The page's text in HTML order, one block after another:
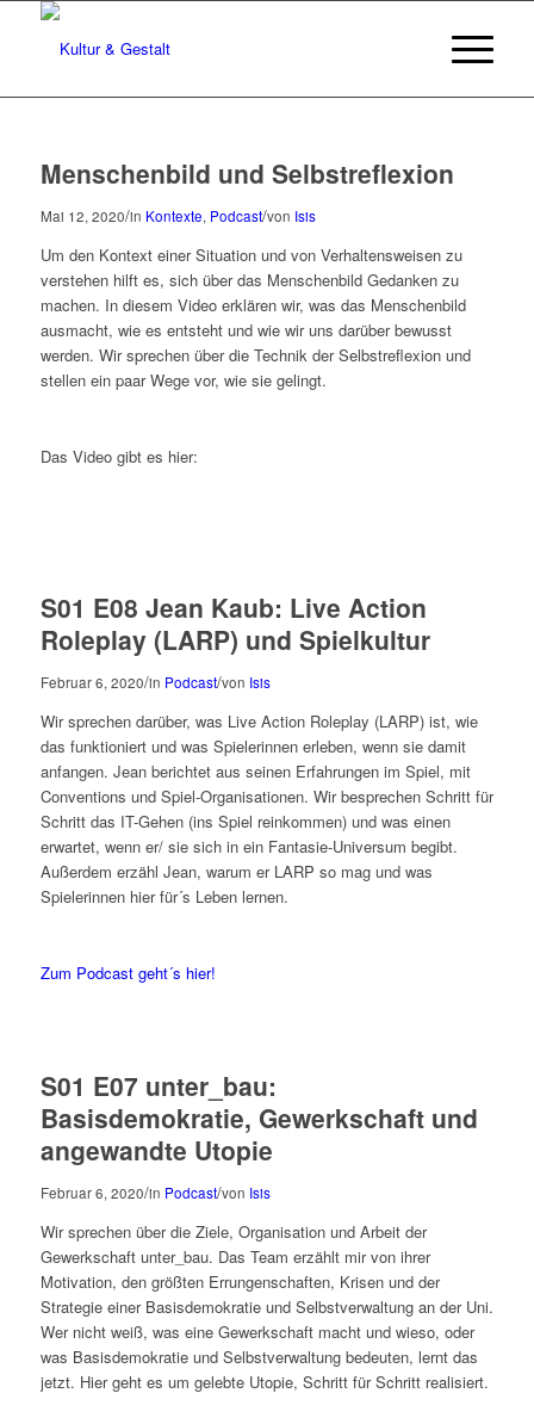
Menschenbild und Selbstreflexion
Mai 12, 2020/in Kontexte, Podcast/von Isis
Um den Kontext einer Situation und von Verhaltensweisen zu
verstehen hilft es, sich über das Menschenbild Gedanken zu
machen. In diesem Video erklären wir, was das Menschenbild
ausmacht, wie es entsteht und wie wir uns darüber bewusst
werden. Wir sprechen über die Technik der Selbstreflexion und
stellen ein paar Wege vor, wie sie gelingt.
Das Video gibt es hier:
S01 E08 Jean Kaub: Live Action
Roleplay (LARP) und Spielkultur
Februar 6, 2020/in Podcast/von Isis
Wir sprechen darüber, was Live Action Roleplay (LARP) ist, wie
das funktioniert und was Spielerinnen erleben, wenn sie damit
anfangen. Jean berichtet aus seinen Erfahrungen im Spiel, mit
Conventions und Spiel-Organisationen. Wir besprechen Schritt für
Schritt das IT-Gehen (ins Spiel reinkommen) und was einen
erwartet, wenn er/ sie sich in ein Fantasie-Universum begibt.
Außerdem erzähl Jean, warum er LARP so mag und was
Spielerinnen hier für´s Leben lernen.
Zum Podcast geht´s hier!
S01 E07 unter_bau:
Basisdemokratie, Gewerkschaft und
angewandte Utopie
Februar 6, 2020/in Podcast/von Isis
Wir sprechen über die Ziele, Organisation und Arbeit der
Gewerkschaft unter_bau. Das Team erzählt mir von ihrer
Motivation, den größten Errungenschaften, Krisen und der
Strategie einer Basisdemokratie und Selbstverwaltung an der Uni.
Wer nicht weiß, was eine Gewerkschaft macht und wieso, oder
was Basisdemokratie und Selbstverwaltung bedeuten, lernt das
jetzt. Hier geht es um gelebte Utopie, Schritt für Schritt realisiert.